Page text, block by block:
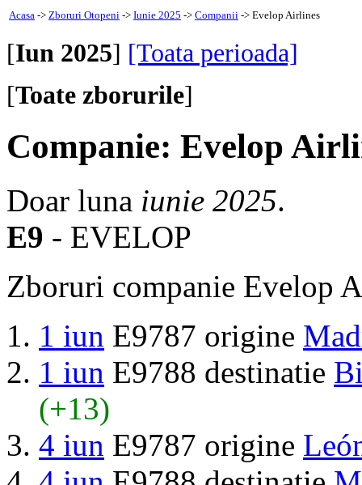
Acasa -> Zboruri Otopeni -> Iunie 2025 -> Companii -> Evelop Airlines
[Iun 2025] [Toata perioada]
[Toate zborurile]
Companie: Evelop
Doar luna iunie 2025.
E9 - EVELOP
Zboruri companie Evelop
1 iun E9787 origine
1 iun E9788 destinatie
(+13)
4 iun E9787 origine